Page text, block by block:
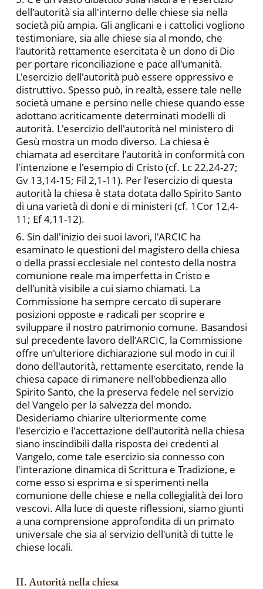
dell'autorità sia all'interno delle chiese sia nella
società più ampia. Gli anglicani e i cattolici vogliono
testimoniare, sia alle chiese sia al mondo, che
l'autorità rettamente esercitata è un dono di Dio
per portare riconciliazione e pace all'umanità.
L'esercizio dell'autorità può essere oppressivo e
distruttivo. Spesso può, in realtà, essere tale nelle
società umane e persino nelle chiese quando esse
adottano acriticamente determinati modelli di
autorità. L'esercizio dell'autorità nel ministero di
Gesù mostra un modo diverso. La chiesa è
chiamata ad esercitare l'autorità in conformità con
l'intenzione e l'esempio di Cristo (cf. Lc 22,24-27;
Gv 13,14-15; Fil 2,1-11). Per l'esercizio di questa
autorità la chiesa è stata dotata dallo Spirito Santo
di una varietà di doni e di ministeri (cf. 1Cor 12,4-
11; Ef 4,11-12).
6. Sin dall'inizio dei suoi lavori, l'ARCIC ha
esaminato le questioni del magistero della chiesa
o della prassi ecclesiale nel contesto della nostra
comunione reale ma imperfetta in Cristo e
dell'unità visibile a cui siamo chiamati. La
Commissione ha sempre cercato di superare
posizioni opposte e radicali per scoprire e
sviluppare il nostro patrimonio comune. Basandosi
sul precedente lavoro dell'ARCIC, la Commissione
offre un'ulteriore dichiarazione sul modo in cui il
dono dell'autorità, rettamente esercitato, rende la
chiesa capace di rimanere nell'obbedienza allo
Spirito Santo, che la preserva fedele nel servizio
del Vangelo per la salvezza del mondo.
Desideriamo chiarire ulteriormente come
l'esercizio e l'accettazione dell'autorità nella chiesa
siano inscindibili dalla risposta dei credenti al
Vangelo, come tale esercizio sia connesso con
l'interazione dinamica di Scrittura e Tradizione, e
come esso si esprima e si sperimenti nella
comunione delle chiese e nella collegialità dei loro
vescovi. Alla luce di queste riflessioni, siamo giunti
a una comprensione approfondita di un primato
universale che sia al servizio dell'unità di tutte le
chiese locali.
II. Autorità nella chiesa